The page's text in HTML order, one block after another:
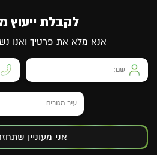
לקבלת ייעוץ
אנא מלא את פרטיך ואנו
אני מעוניין